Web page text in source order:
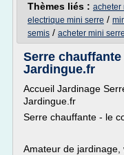
Thèmes liés : acheter
electrique mini serre /
semis / acheter mini serre
Serre
Jardingue.fr
Accueil Jardinage
Jardingue.fr
Serre chauffante - le
Amateur de